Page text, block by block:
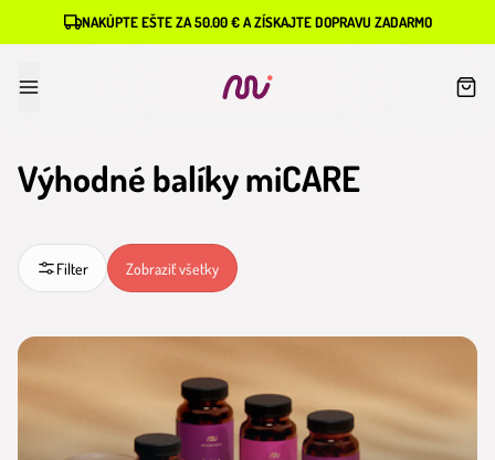
NAKÚPTE EŠTE ZA 50.00 € A ZÍSKAJTE DOPRAVU ZADARMO
Výhodné balíky miCARE
Filter Zobraziť všetky